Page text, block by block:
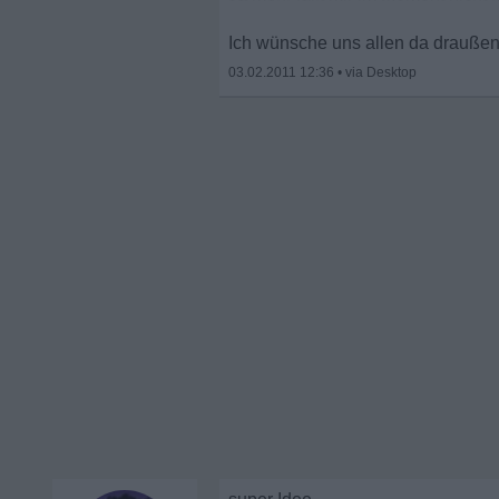
Ich wünsche uns allen da
03.02.2011 12:36 •